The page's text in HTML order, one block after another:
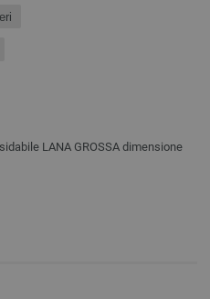
LANA GROSSA dimensione